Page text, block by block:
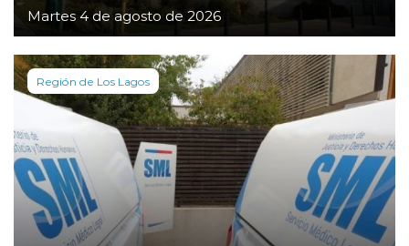
Martes 4 de agosto de 2026
Región de Los Lagos